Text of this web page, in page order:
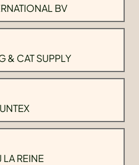
BV
& CAT SUPPLY
LA REINE